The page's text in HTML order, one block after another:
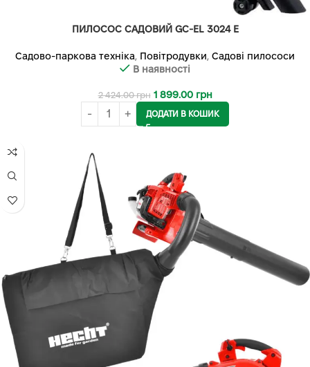
ПИЛОСОС САДОВИЙ GC-EL 3024 E
Садово-паркова техніка, Повітродувки, Садові пилососи
В наявності
2 424.00грн 1 899.00 грн
ДОДАТИ В КОШИК